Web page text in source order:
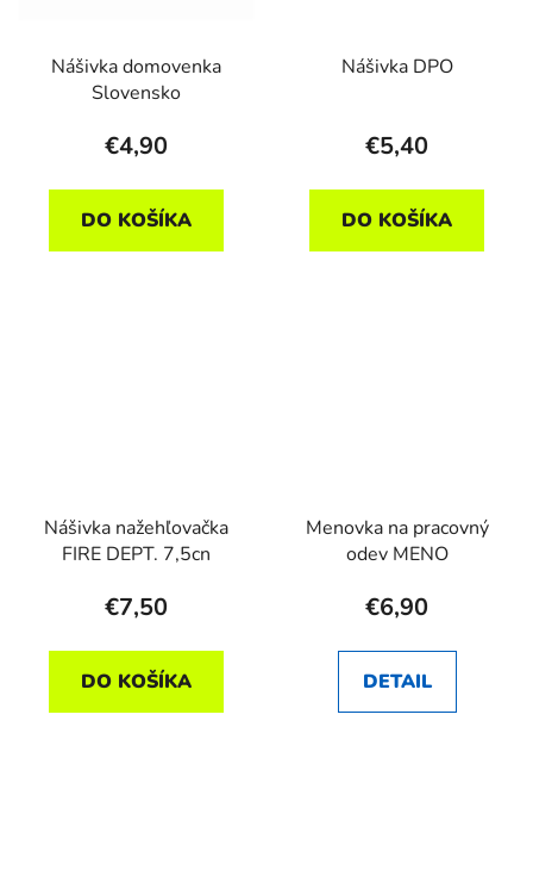
Nášivka domovenka
Slovensko
€4,90
DO KOŠÍKA
Nášivka DPO
€5,40
DO KOŠÍKA
Nášivka nažehľovačka
FIRE DEPT. 7,5cn
€7,50
DO KOŠÍKA
Menovka na pracovný
odev MENO
€6,90
DETAIL